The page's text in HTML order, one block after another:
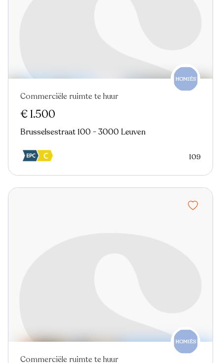
Commerciële ruimte te huur
€ 1.500
Brusselsestraat 100 - 3000 Leuven
109
Commerciële ruimte te huur